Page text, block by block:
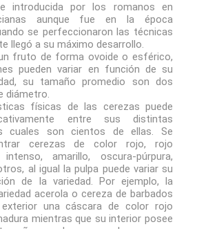
introducida por los romanos en
aunque fue en la época
se perfeccionaron las técnicas
llegó a su máximo desarrollo.
fruto de forma ovoide o esférico,
pueden variar en función de su
su tamaño promedio son dos
diámetro.
físicas de las cerezas puede
entre sus distintas
cuales son cientos de ellas. Se
cerezas de color rojo, rojo
amarillo, oscura-púrpura,
al igual la pulpa puede variar su
de la variedad. Por ejemplo, la
acerola o cereza de barbados
una cáscara de color rojo
mientras que su interior posee